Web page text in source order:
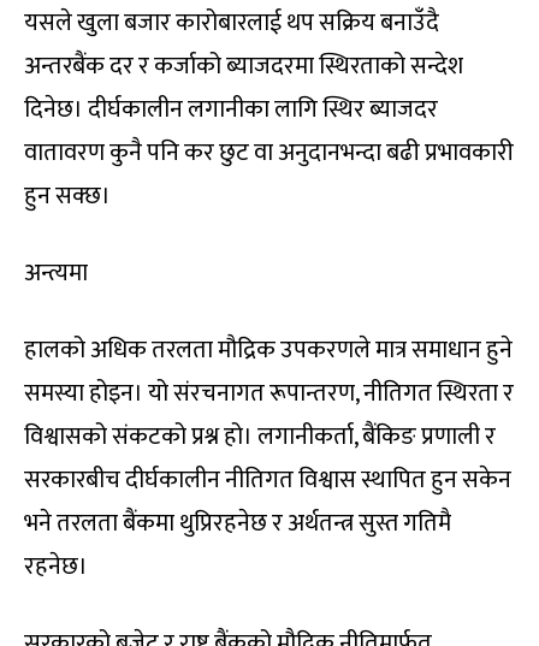
यसले खुला बजार कारोबारलाई थप सक्रिय बनाउँदै
अन्तरबैंक दर र कर्जाको ब्याजदरमा स्थिरताको सन्देश
दिनेछ। दीर्घकालीन लगानीका लागि स्थिर ब्याजदर
वातावरण कुनै पनि कर छुट वा अनुदानभन्दा बढी प्रभावकारी
हुन सक्छ।
अन्त्यमा
हालको अधिक तरलता मौद्रिक उपकरणले मात्र समाधान हुने
समस्या होइन। यो संरचनागत रूपान्तरण, नीतिगत स्थिरता र
विश्वासको संकटको प्रश्न हो। लगानीकर्ता, बैंकिङ प्रणाली र
सरकारबीच दीर्घकालीन नीतिगत विश्वास स्थापित हुन सकेन
भने तरलता बैंकमा थुप्रिरहनेछ र अर्थतन्त्र सुस्त गतिमै
रहनेछ।